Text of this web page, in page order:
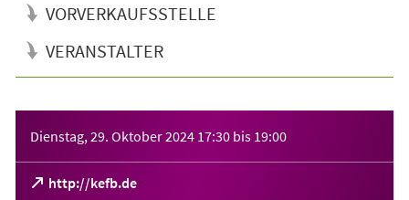
VORVERKAUFSSTELLE
VERANSTALTER
Dienstag, 29. Oktober 2024 17:30 bis 19:00
http://kefb.de
(Öffnet